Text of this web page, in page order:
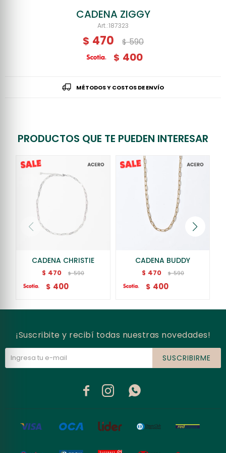
CADENA ZIGGY
187323
$ 470 $ 590
$ 400
MÉTODOS Y COSTOS DE ENVÍO
PRODUCTOS QUE TE PUEDEN INTERESAR
CADENA CHRISTIE
$ 470 $ 590
$ 400
CADENA BUDDY
$ 470 $ 590
$ 400
¡Suscribite y recibí todas nuestras novedades!
SUSCRIBIRME
  